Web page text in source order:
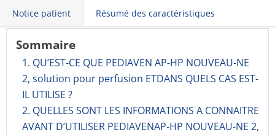
Notice patient Résumé des caractéristiques
Sommaire
1. QU’EST-CE QUE PEDIAVEN AP-HP NOUVEAU-NE
2, solution pour perfusion ETDANS QUELS CAS EST-
IL UTILISE ?
2. QUELLES SONT LES INFORMATIONS A CONNAITRE
AVANT D’UTILISER PEDIAVENAP-HP NOUVEAU-NE 2,